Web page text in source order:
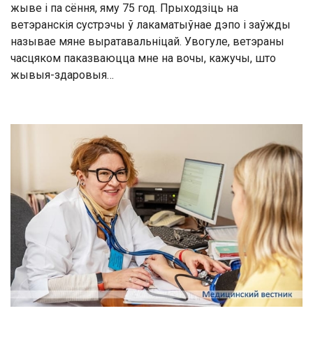
жыве і па сёння, яму 75 год. Прыходзіць на
ветэранскія сустрэчы ў лакаматыўнае дэпо і заўжды
называе мяне выратавальніцай. Увогуле, ветэраны
часцяком паказваюцца мне на вочы, кажучы, што
жывыя-здаровыя…